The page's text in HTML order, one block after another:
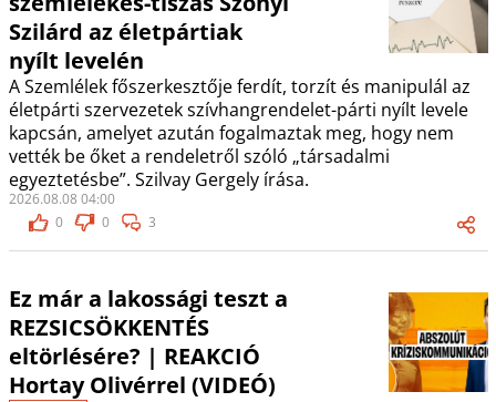
Szilárd az életpártiak
nyílt levelén
A Szemlélek főszerkesztője ferdít, torzít és manipulál az
életpárti szervezetek szívhangrendelet-párti nyílt levele
kapcsán, amelyet azután fogalmaztak meg, hogy nem
vették be őket a rendeletről szóló „társadalmi
egyeztetésbe”. Szilvay Gergely írása.
2026.08.08 04:00
0
0 3
Ez már a lakossági teszt a
REZSICSÖKKENTÉS
eltörlésére? | REAKCIÓ
Hortay Olivérrel (VIDEÓ)